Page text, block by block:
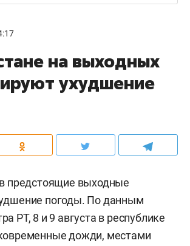
на выходных
ухудшение
предстоящие выходные
погоды. По данным
РТ, 8 и 9 августа в республике
дожди, местами